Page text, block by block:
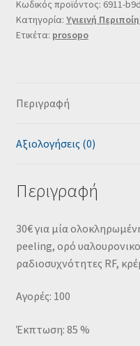
Κωδικός προϊόντος: 6911-
Κατηγορία: Υγιεινή
Ετικέτα: prosopo
Περιγραφή
Αξιολογήσεις (0)
Περιγραφή
30€ για μία
peeling, ορό
ραδιοσυχνότητες RF,
Αγορές: 100
Έκπτωση: 85 %